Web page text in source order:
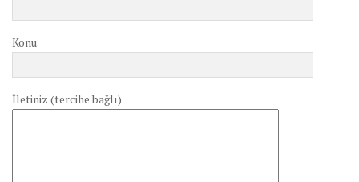
Konu
İletiniz (tercihe bağlı)